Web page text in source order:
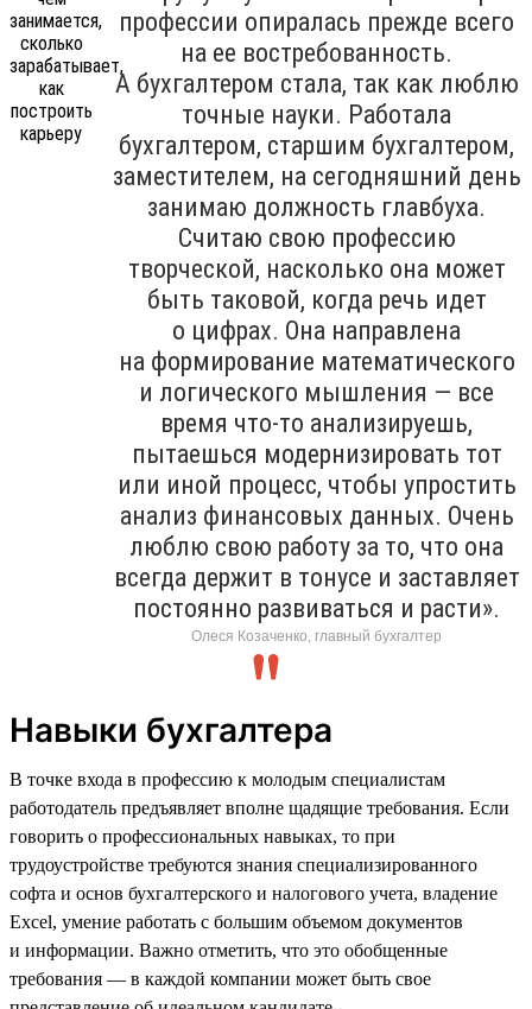
профессии опиралась прежде всего
на ее востребованность.
А бухгалтером стала, так как люблю
точные науки. Работала
бухгалтером, старшим бухгалтером,
заместителем, на сегодняшний день
занимаю должность главбуха.
Считаю свою профессию
творческой, насколько она может
быть таковой, когда речь идет
о цифрах. Она направлена
на формирование математического
и логического мышления — все
время что-то анализируешь,
пытаешься модернизировать тот
или иной процесс, чтобы упростить
анализ финансовых данных. Очень
люблю свою работу за то, что она
всегда держит в тонусе и заставляет
постоянно развиваться и расти».
Олеся Козаченко, главный бухгалтер
Навыки бухгалтера
В точке входа в профессию к молодым специалистам
работодатель предъявляет вполне щадящие требования. Если
говорить о профессиональных навыках, то при
трудоустройстве требуются знания специализированного
софта и основ бухгалтерского и налогового учета, владение
Excel, умение работать с большим объемом документов
и информации. Важно отметить, что это обобщенные
требования — в каждой компании может быть свое